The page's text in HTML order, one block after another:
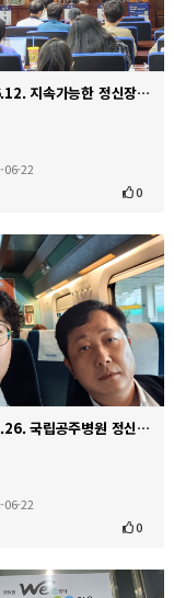
2026.06.12. 지속가능한 정신장애인 정책을 위한 토론회
06-22
0
2026.05.26. 국립공주병원 정신재활시설 '해봄' 개소식
06-22
0